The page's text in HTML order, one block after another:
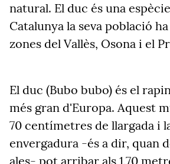
natural. El duc és una
Catalunya la seva població
zones del Vallès, Osona i el
El duc (Bubo bubo) és el
més gran d'Europa. Aquest
70 centímetres de llargada i
envergadura -és a dir, quan
ales- pot arribar als 1,70